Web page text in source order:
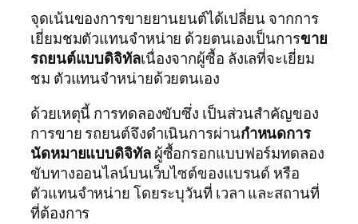
จุดเน้นของการขายยานยนต์ได้เปลี่ยน จากการ
เยี่ยมชมตัวแทนจำหน่าย ด้วยตนเองเป็นการขาย
รถยนต์แบบดิจิทัลเนื่องจากผู้ซื้อ ลังเลที่จะเยี่ยม
ชม ตัวแทนจำหน่ายด้วยตนเอง
ด้วยเหตุนี้ การทดลองขับซึ่ง เป็นส่วนสำคัญของ
การขาย รถยนต์จึงดำเนินการผ่านกำหนดการ
นัดหมายแบบดิจิทัลผู้ซื้อกรอกแบบฟอร์มทดลอง
ขับทางออนไลน์บนเว็บไซต์ของแบรนด์ หรือ
ตัวแทนจำหน่าย โดยระบุวันที่ เวลา และสถานที่
ที่ต้องการ